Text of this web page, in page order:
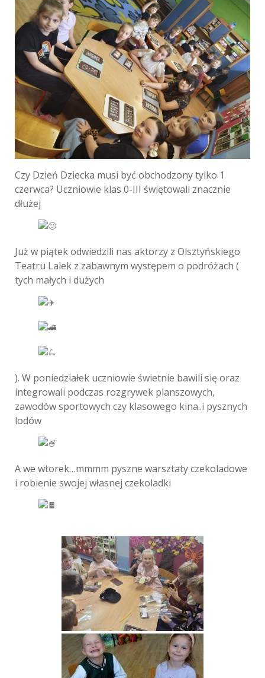
Czy Dzień Dziecka musi być obchodzony tylko 1
czerwca? Uczniowie klas 0-III świętowali znacznie
dłużej
Już w piątek odwiedzili nas aktorzy z Olsztyńskiego
Teatru Lalek z zabawnym występem o podróżach (
tych małych i dużych
). W poniedziałek uczniowie świetnie bawili się oraz
integrowali podczas rozgrywek planszowych,
zawodów sportowych czy klasowego kina..i pysznych
lodów
A we wtorek…mmmm pyszne warsztaty czekoladowe
i robienie swojej własnej czekoladki